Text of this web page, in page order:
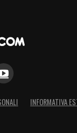
INFORMATIVA